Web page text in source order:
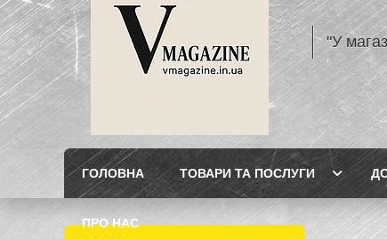
"У
ГОЛОВНА ТОВАРИ ТА ПОСЛУГИ
ПРО НАС